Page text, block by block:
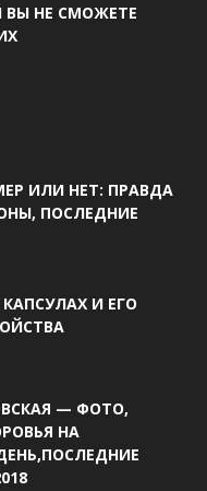
ВЫ НЕ СМОЖЕТЕ
ИЛИ НЕТ: ПРАВДА
ПОСЛЕДНИЕ
КАПСУЛАХ И ЕГО
— ФОТО,
НА